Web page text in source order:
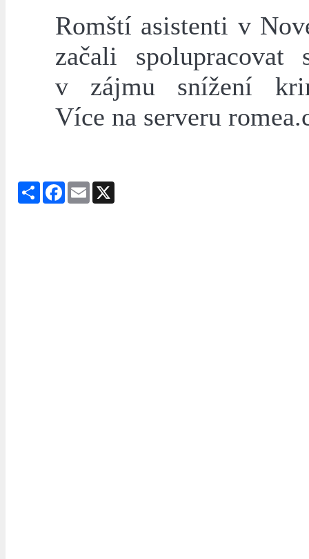
Romští asistenti v
začali
v zájmu snížení
Více na serveru
Share Facebook
Email